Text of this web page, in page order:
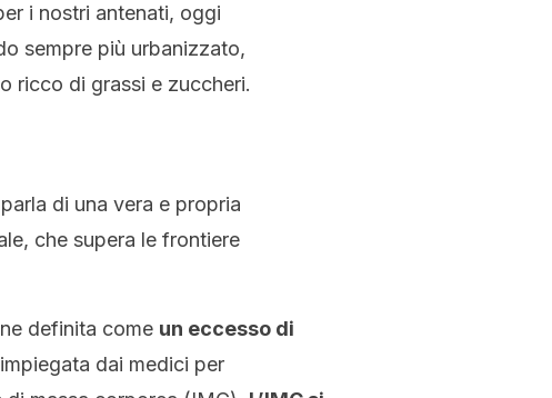
i nostri antenati, oggi
sempre più urbanizzato,
ricco di grassi e zuccheri.
di una vera e propria
che supera le frontiere
definita come un eccesso di
dai medici per